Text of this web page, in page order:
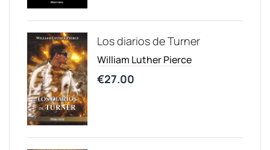
Los diarios de Turner
William Luther Pierce
€27.00